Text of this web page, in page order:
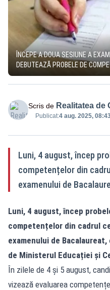
ÎNCEPE A DOUA SESIUNE A
DEBUTEAZĂ PROBELE DE
Scris de Realitatea de
Publicat:4 aug. 2025,
Luni, 4 august, încep
competențelor din
examenului de
Luni, 4 august, încep
competențelor din cadrul
examenului de
de Ministerul Educației și
În zilele de 4 și 5 august,
vizează evaluarea